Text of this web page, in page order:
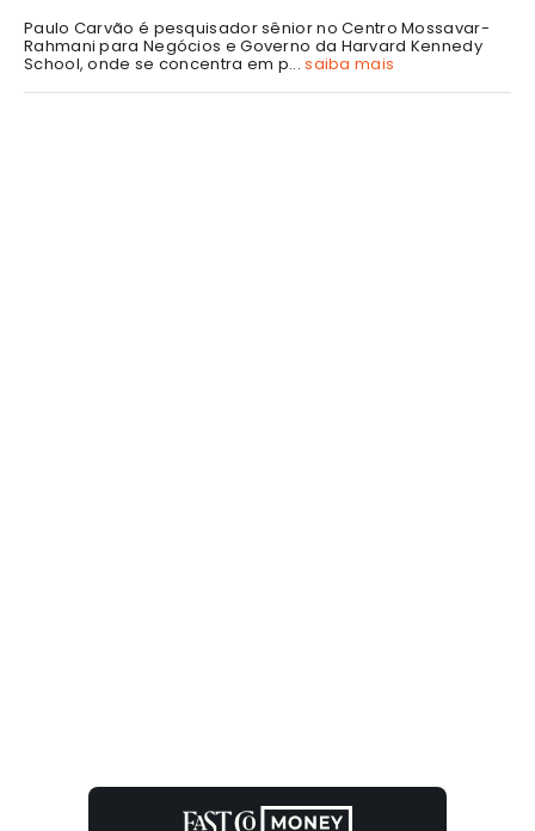
Paulo Carvão é pesquisador sênior no Centro Mossavar-
Rahmani para Negócios e Governo da Harvard Kennedy
School, onde se concentra em p...saiba mais